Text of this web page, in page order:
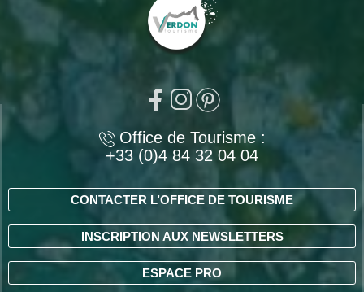
Office de Tourisme :
+33 (0)4 84 32 04 04
CONTACTER L’OFFICE DE TOURISME
INSCRIPTION AUX NEWSLETTERS
ESPACE PRO